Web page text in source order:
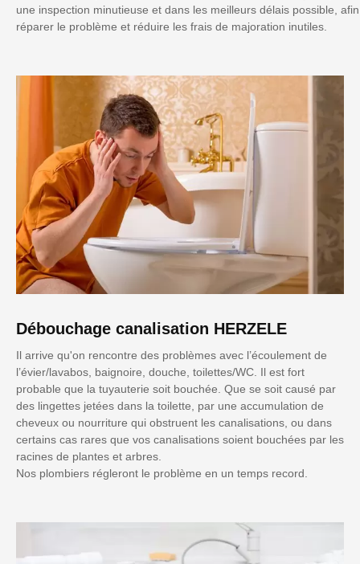
une inspection minutieuse et dans les meilleurs délais possible, afin
réparer le problème et réduire les frais de majoration inutiles.
Débouchage canalisation HERZELE
Il arrive qu'on rencontre des problèmes avec l’écoulement de
l’évier/lavabos, baignoire, douche, toilettes/WC. Il est fort
probable que la tuyauterie soit bouchée. Que se soit causé par
des lingettes jetées dans la toilette, par une accumulation de
cheveux ou nourriture qui obstruent les canalisations, ou dans
certains cas rares que vos canalisations soient bouchées par les
racines de plantes et arbres.
Nos plombiers régleront le problème en un temps record.